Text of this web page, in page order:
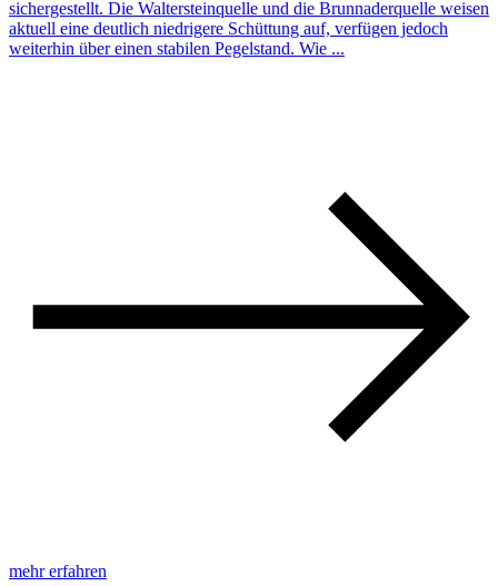
sichergestellt. Die Waltersteinquelle und die Brunnaderquelle weisen
aktuell eine deutlich niedrigere Schüttung auf, verfügen jedoch
weiterhin über einen stabilen Pegelstand. Wie ...
mehr erfahren